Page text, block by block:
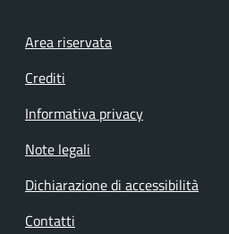
Footer menu
Area riservata
Crediti
Informativa privacy
Note legali
Dichiarazione di accessibilità
Contatti